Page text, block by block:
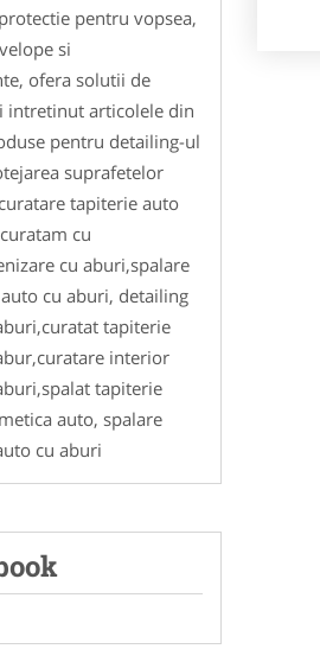
pentru vopsea,
si
ofera solutii de
intretinut articolele din
pentru detailing-ul
suprafetelor
tapiterie auto
cu
cu aburi,spalare
cu aburi, detailing
tapiterie
interior
tapiterie
auto, spalare
cu aburi